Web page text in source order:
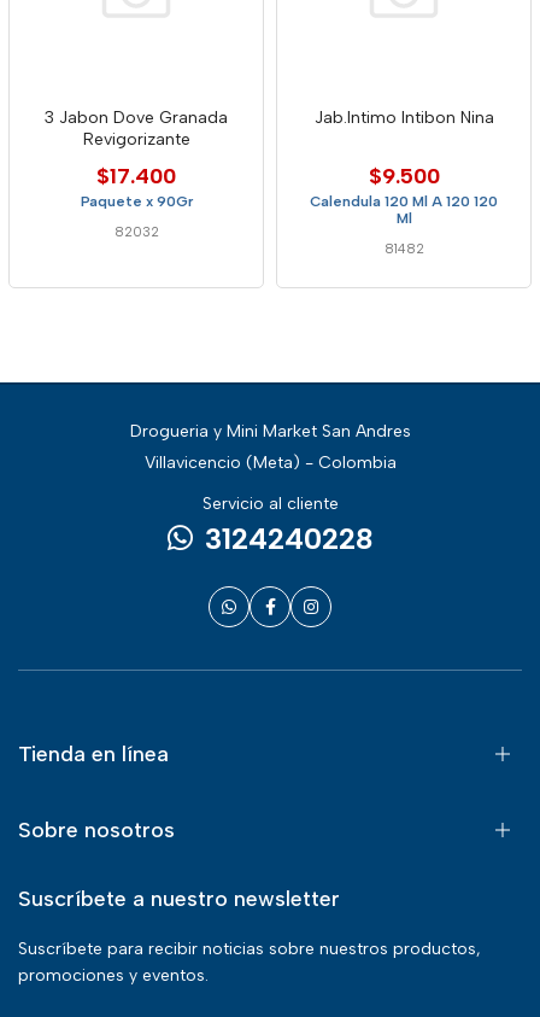
3 Jabon Dove Granada
Revigorizante
$17.400
Paquete x 90Gr
82032
Jab.Intimo Intibon Nina
$9.500
Calendula 120 Ml A 120 120
Ml
81482
Drogueria y Mini Market San Andres
Villavicencio (Meta) - Colombia
Servicio al cliente
3124240228
Tienda en línea
Sobre nosotros
Suscríbete a nuestro newsletter
Suscríbete para recibir noticias sobre nuestros productos,
promociones y eventos.